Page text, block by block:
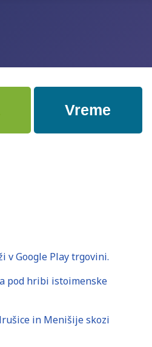
Vreme